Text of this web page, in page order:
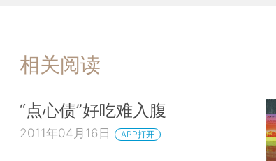
相关阅读
“点心债”好吃难入腹
2011年04月16日 APP打开